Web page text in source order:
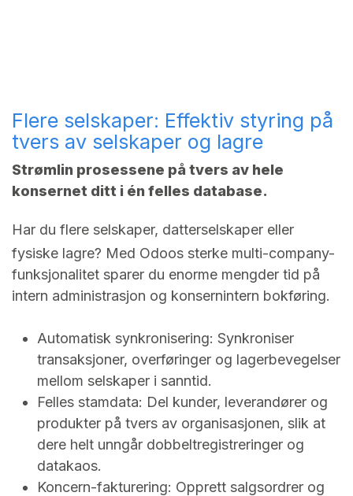
Flere selskaper: Effektiv styring på
tvers av selskaper og lagre
Strømlin prosessene på tvers av hele
konsernet ditt i én felles database.
Har du flere selskaper, datterselskaper eller
fysiske lagre? Med Odoos sterke multi-company-
funksjonalitet sparer du enorme mengder tid på
intern administrasjon og konsernintern bokføring.
Automatisk synkronisering: Synkroniser
transaksjoner, overføringer og lagerbevegelser
mellom selskaper i sanntid.
Felles stamdata: Del kunder, leverandører og
produkter på tvers av organisasjonen, slik at
dere helt unngår dobbeltregistreringer og
datakaos.
Koncern-fakturering: Opprett salgsordrer og